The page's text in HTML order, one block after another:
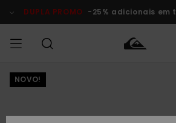
do
DUPLA PROMO -25% adicionais em
HOMEM
MENINO
NOVO!